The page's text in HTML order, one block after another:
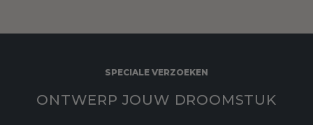
SPECIALE VERZOEKEN
ONTWERP JOUW DROOMSTUK